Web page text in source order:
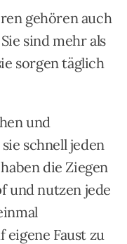
gehören auch
sind mehr als
sorgen täglich
und
schnell jeden
die Ziegen
und nutzen jede
eigene Faust zu